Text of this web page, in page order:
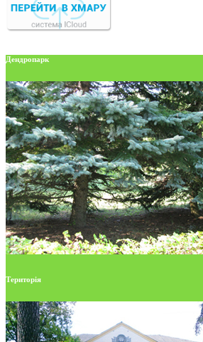
Дендропарк
Територія